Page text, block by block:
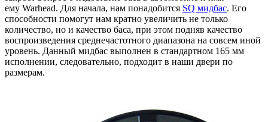
ему Warhead. Для начала, нам понадобится SQ мидбас. Его
способности помогут нам кратно увеличить не только
количество, но и качество баса, при этом подняв качество
воспроизведения среднечастотного диапазона на совсем иной
уровень. Данный мидбас выполнен в стандартном 165 мм
исполнении, следовательно, подходит в наши двери по
размерам.